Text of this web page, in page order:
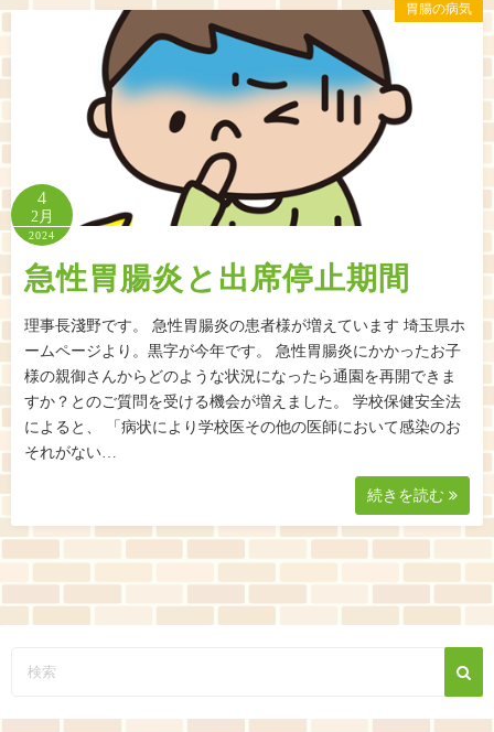
胃腸の病気
4
2月
2024
急性胃腸炎と出席停止期間
理事長淺野です。 急性胃腸炎の患者様が増えています 埼玉県ホ
ームページより。黒字が今年です。 急性胃腸炎にかかったお子
様の親御さんからどのような状況になったら通園を再開できま
すか？とのご質問を受ける機会が増えました。 学校保健安全法
によると、 「病状により学校医その他の医師において感染のお
それがない…
続きを読む